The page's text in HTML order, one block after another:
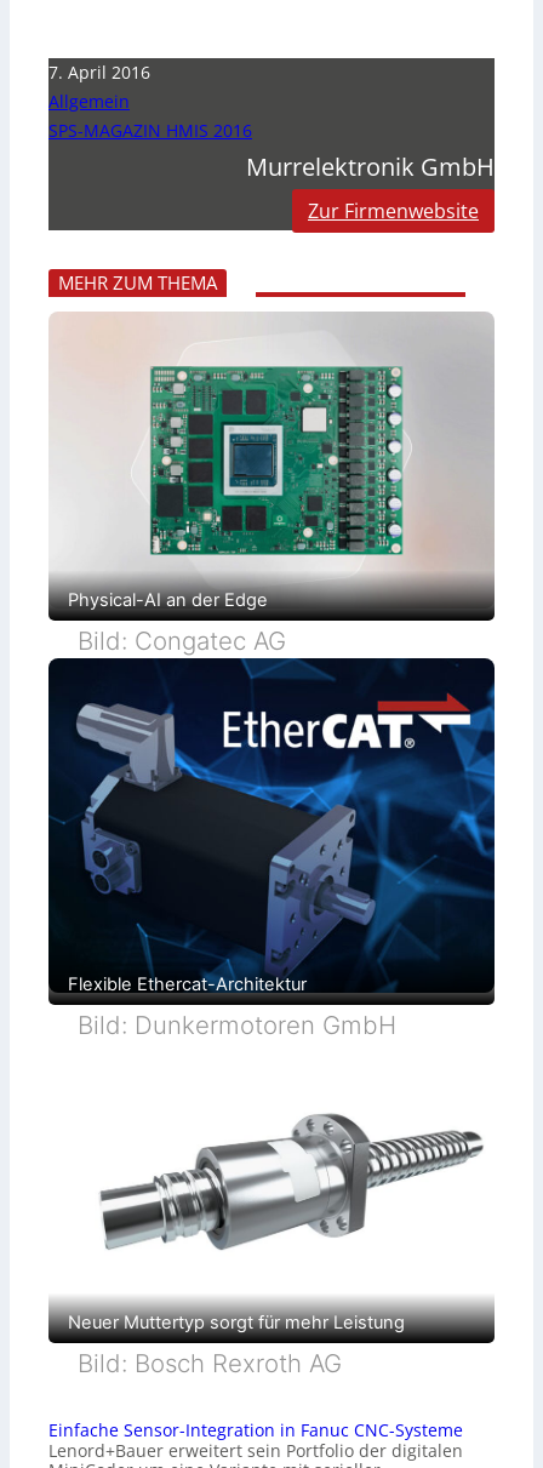
7. April 2016
Allgemein
SPS-MAGAZIN HMIS 2016
Murrelektronik GmbH
Zur Firmenwebsite
MEHR ZUM THEMA
Physical-AI an der Edge
Bild: Congatec AG
Flexible Ethercat-Architektur
Bild: Dunkermotoren GmbH
Neuer Muttertyp sorgt für mehr Leistung
Bild: Bosch Rexroth AG
Einfache Sensor-Integration in Fanuc CNC-Systeme
Lenord+Bauer erweitert sein Portfolio der digitalen